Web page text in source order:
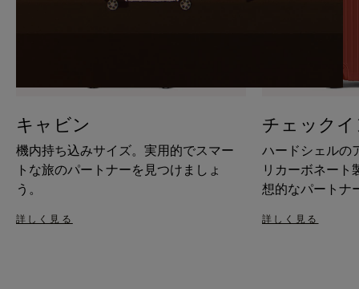
キャビン
機内持ち込みサイズ。実用的でスマー
トな旅のパートナーを見つけましょ
う。
詳しく見る
チェック
ハードシェルの
リカーボネート
想的なパートナ
詳しく見る